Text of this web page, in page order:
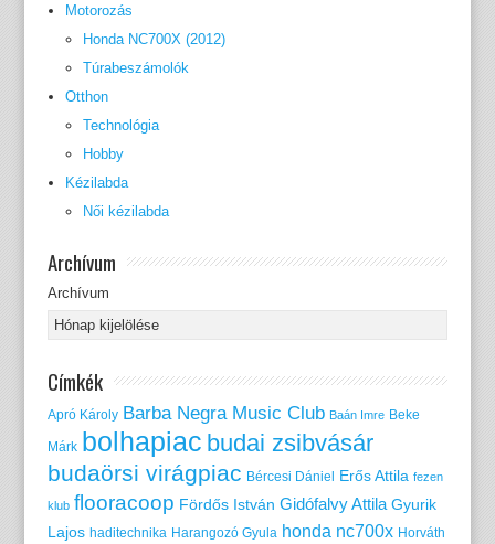
Motorozás
Honda NC700X (2012)
Túrabeszámolók
Otthon
Technológia
Hobby
Kézilabda
Női kézilabda
Archívum
Archívum
Címkék
Apró Károly Barba Negra Music Club Baán Imre Beke
Márk bolhapiac budai zsibvásár
budaörsi virágpiac Bércesi Dániel Erős Attila fezen
klub flooracoop Fördős István Gidófalvy Attila Gyurik
Lajos haditechnika Harangozó Gyula honda nc700x Horváth